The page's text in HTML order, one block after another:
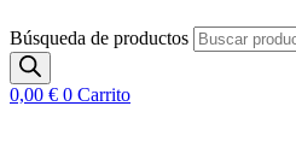
Búsqueda de productos
0,00 € 0 Carrito